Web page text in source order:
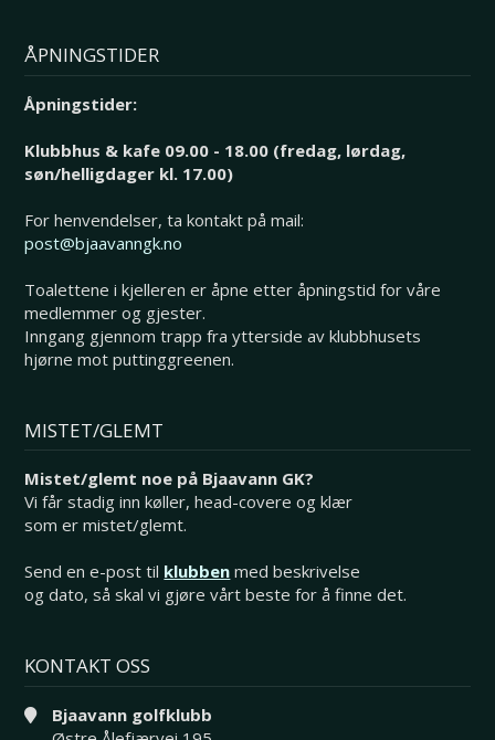
ÅPNINGSTIDER
Åpningstider:
Klubbhus & kafe 09.00 - 18.00 (fredag, lørdag,
søn/helligdager kl. 17.00)
For henvendelser, ta kontakt på mail:
post@bjaavanngk.no
Toalettene i kjelleren er åpne etter åpningstid for våre
medlemmer og gjester.
Inngang gjennom trapp fra ytterside av klubbhusets
hjørne mot puttinggreenen.
MISTET/GLEMT
Mistet/glemt noe på Bjaavann GK?
Vi får stadig inn køller, head-covere og klær
som er mistet/glemt.
Send en e-post til klubben med beskrivelse
og dato, så skal vi gjøre vårt beste for å finne det.
KONTAKT OSS
Bjaavann golfklubb